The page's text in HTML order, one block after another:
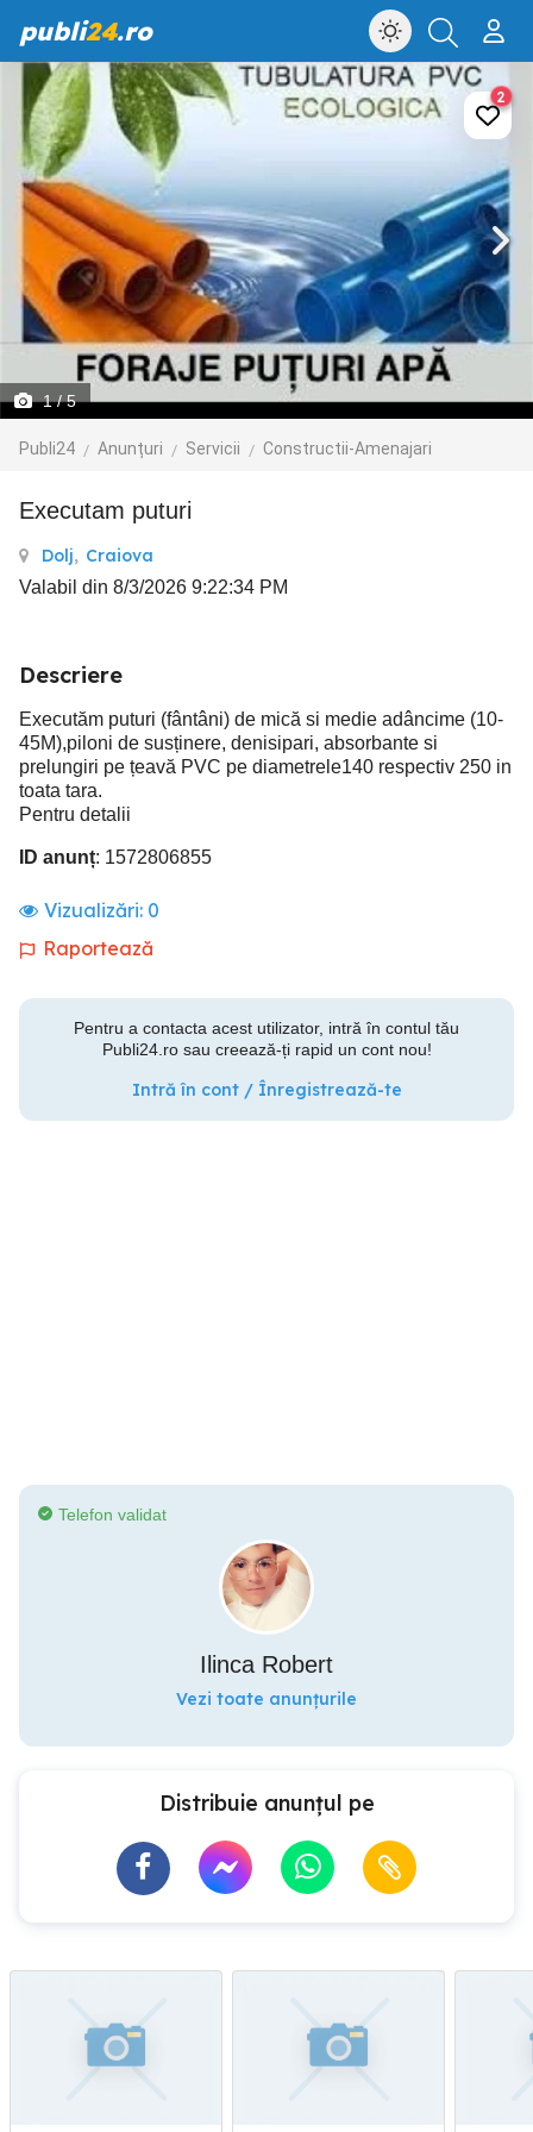
publi24.ro
1/ 5
Publi24 Anunțuri Servicii Constructii-Amenajari
2
Executam puturi
Dolj, Craiova
Valabil din 8/3/2026 9:22:34 PM
Descriere
Executăm puturi (fântâni) de mică si medie adâncime (10-
45M),piloni de susținere, denisipari, absorbante si
prelungiri pe țeavă PVC pe diametrele140 respectiv 250 in
toata tara.
Pentru detalii
ID anunț: 1572806855
Vizualizări: 0
Raportează
Pentru a contacta acest utilizator, intră în contul tău
Publi24.ro sau creează-ți rapid un cont nou!
Intră în cont / Înregistrează-te
Telefon validat
Ilinca Robert
Vezi toate anunțurile
Distribuie anunțul pe